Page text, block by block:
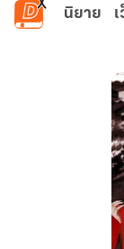
ข้ามไปยังเนื้อหาหลั
นิยาย